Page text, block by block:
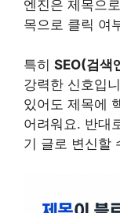
엔진은 제목으
목으로 클릭 여
특히 SEO(검색
강력한 신호입
있어도 제목에
어려워요. 반대
기 글로 변신할